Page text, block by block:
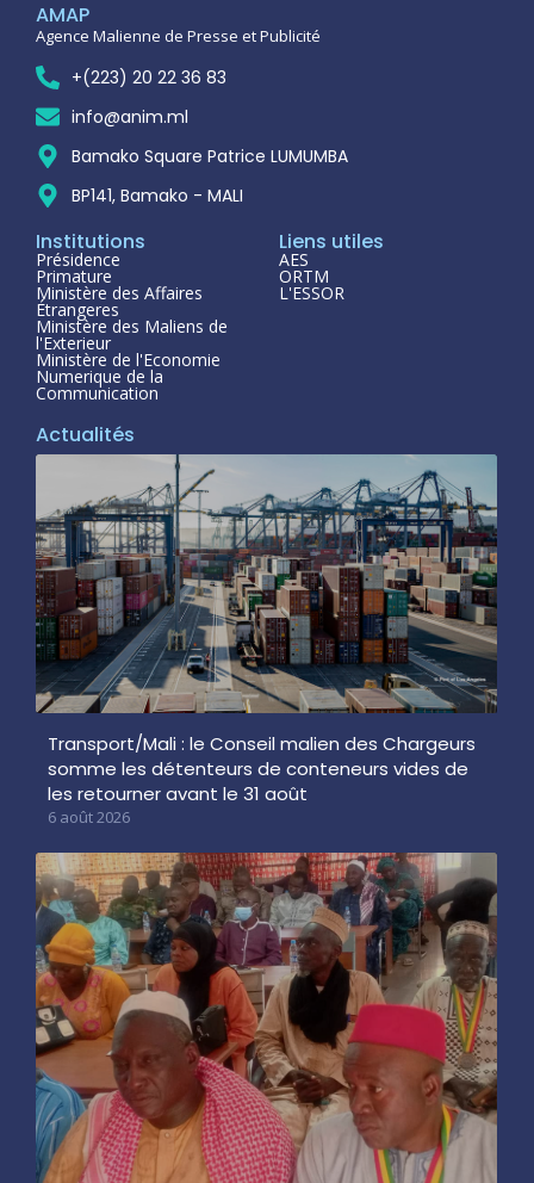
AMAP
Agence Malienne de Presse et Publicité
+(223) 20 22 36 83
info@anim.ml
Bamako Square Patrice LUMUMBA
BP141, Bamako - MALI
Institutions
Présidence
Primature
Ministère des Affaires
Étrangeres
Ministère des Maliens de
l'Exterieur
Ministère de l'Economie
Numerique de la
Communication
Liens utiles
AES
ORTM
L'ESSOR
Actualités
Transport/Mali : le Conseil malien des Chargeurs
somme les détenteurs de conteneurs vides de
les retourner avant le 31 août
6 août 2026